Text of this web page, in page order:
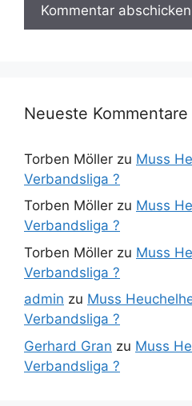
Neueste Kommentare
Torben Möller zu Muss
Verbandsliga ?
Torben Möller zu Muss
Verbandsliga ?
Torben Möller zu Muss
Verbandsliga ?
admin zu Muss
Verbandsliga ?
Gerhard Gran zu Muss
Verbandsliga ?